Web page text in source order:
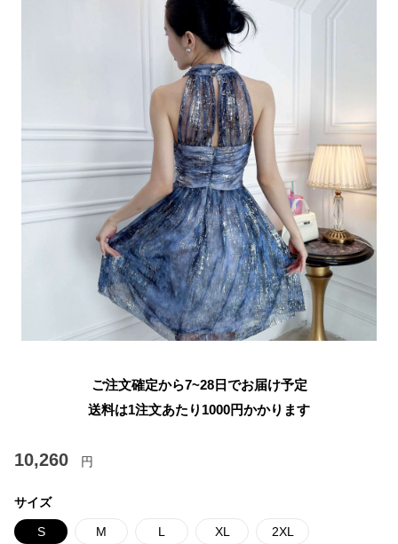
ご注文確定から7~28日でお届け予定
送料は1注文あたり 1000円かかります
10,260 円
サイズ
S M L XL 2XL